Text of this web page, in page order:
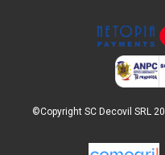
©Copyright SC Decovil SRL